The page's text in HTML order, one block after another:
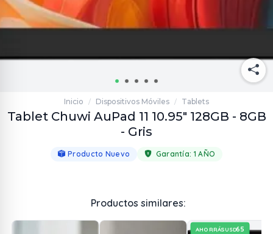
Inicio / Dispositivos Móviles / Tablets
Tablet Chuwi AuPad 11 10.95" 128GB - 8GB
- Gris
Producto Nuevo Garantía: 1 AÑO
Productos similares:
AHORRÁSUSD65